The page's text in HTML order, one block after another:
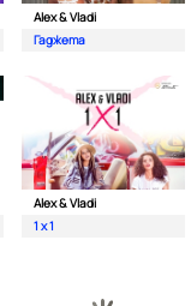
Alex & Vladi
Гаджета
Alex & Vladi
1 x 1